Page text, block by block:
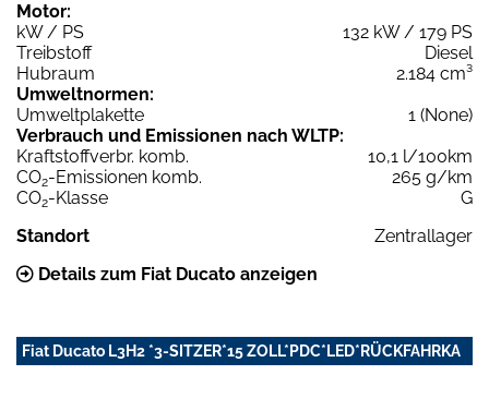
Motor:
kW / PS
132 kW / 179 PS
Treibstoff
Diesel
Hubraum
2.184 cm³
Umweltnormen:
Umweltplakette
1 (None)
Verbrauch und Emissionen nach WLTP:
Kraftstoffverbr. komb.
10,1 l/100km
CO2-Emissionen komb.
265 g/km
CO2-Klasse
G
Standort
Zentrallager
Details zum Fiat Ducato anzeigen
Fiat Ducato L3H2 *3-SITZER*15 ZOLL*PDC*LED*RÜCKFAHRKA